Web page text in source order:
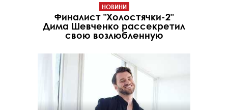
НОВИНИ
Финалист "Холостячки-2"
Дима Шевченко рассекретил
свою возлюбленную